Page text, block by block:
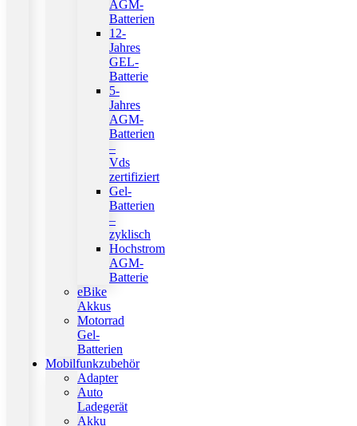
AGM-
Batterien
12-
Jahres
GEL-
Batterie
5-
Jahres
AGM-
Batterien
–
Vds
zertifiziert
Gel-
Batterien
–
zyklisch
Hochstrom
AGM-
Batterie
eBike
Akkus
Motorrad
Gel-
Batterien
Mobilfunkzubehör
Adapter
Auto
Ladegerät
Akku